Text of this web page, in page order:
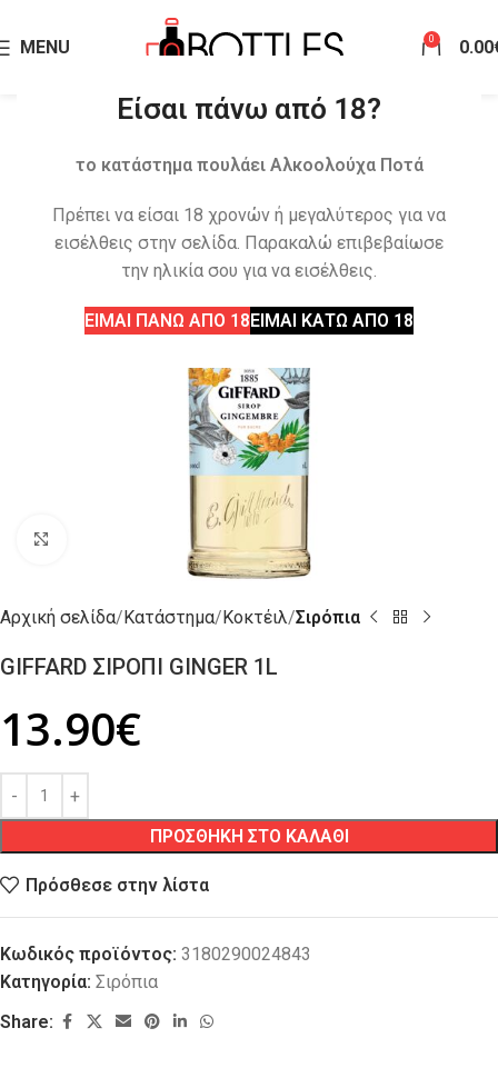
Είσαι πάνω από 18?
το κατάστημα πουλάει Αλκοολούχα Ποτά
Πρέπει να είσαι 18 χρονών ή μεγαλύτερος για να
εισέλθεις στην σελίδα. Παρακαλώ επιβεβαίωσε
την ηλικία σου για να εισέλθεις.
ΕΙΜΑΙ ΠΑΝΩ ΑΠΟ 18ΕΙΜΑΙ ΚΑΤΩ ΑΠΟ 18
MENU 0 0.00
Αρχική σελίδα Κατάστημα Κοκτέιλ Σιρόπια
GIFFARD ΣΙΡΟΠΙ GINGER 1L
13.90€
ΠΡΟΣΘΗΚΗ ΣΤΟ ΚΑΛΑΘΙ
Πρόσθεσε στην λίστα
Κωδικός προϊόντος: 3180290024843
Κατηγορία: Σιρόπια
Share: